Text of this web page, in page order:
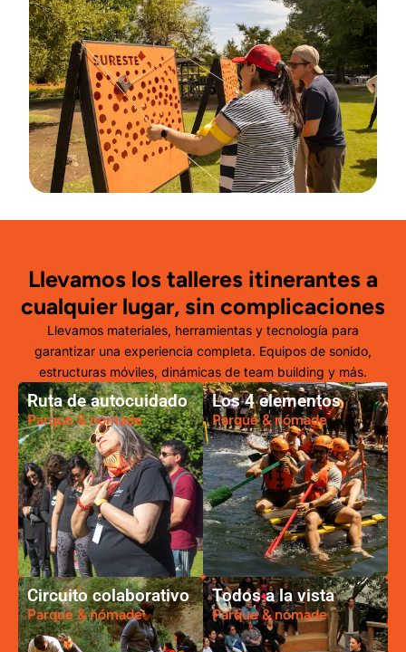
Llevamos los talleres itinerantes a
cualquier lugar, sin complicaciones
Llevamos materiales, herramientas y tecnología para
garantizar una experiencia completa. Equipos de sonido,
estructuras móviles, dinámicas de team building y más.
Ruta de autocuidado
Parque & nómade
Los 4 elementos
Parque & nómade
Circuito colaborativo
Parque & nómade
Todos a la vista
Parque & nómade